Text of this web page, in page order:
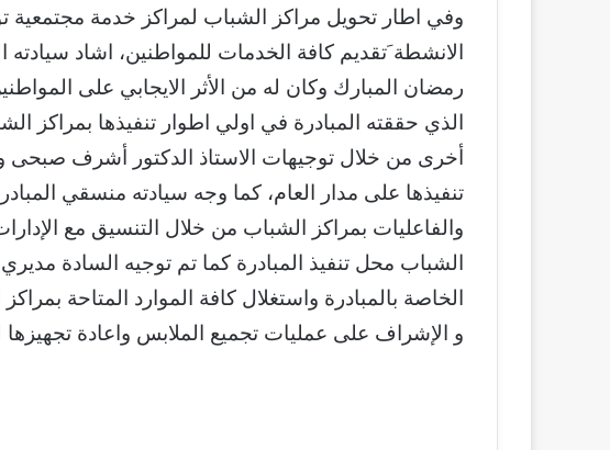
وفي اطار تحويل مراكز الشباب لمراكز خدمة مجتمعية
الانشطة َتقديم كافة الخدمات للمواطنين، اشاد سيادته
رمضان المبارك وكان له من الأثر الايجابي على
الذي حققته المبادرة في اولي اطوار تنفيذها بمراكز
أخرى من خلال توجيهات الاستاذ الدكتور أشرف صبحى
تنفيذها على مدار العام، كما وجه سيادته منسقي
والفاعليات بمراكز الشباب من خلال التنسيق مع
الشباب محل تنفيذ المبادرة كما تم توجيه السادة مديري
الخاصة بالمبادرة واستغلال كافة الموارد المتاحة
و الإشراف على عمليات تجميع الملابس واعادة تجهيزها